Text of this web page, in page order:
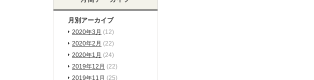
月別アーカイブ
2020年3月 (12)
2020年2月 (22)
2020年1月 (24)
2019年12月 (22)
2019年11月 (25)